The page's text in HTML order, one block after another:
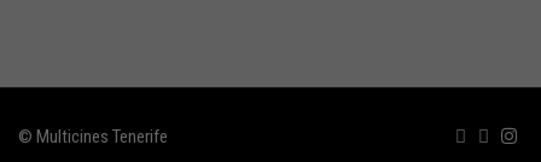
© Multicines Tenerife